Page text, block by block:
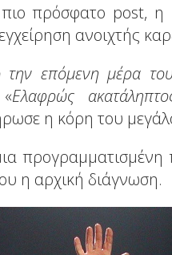
πρόσφατο post,
ανοιχτής
επόμενη μέρα
Ελαφρώς
η κόρη του
προγραμματισμένη
η αρχική διάγνωση.